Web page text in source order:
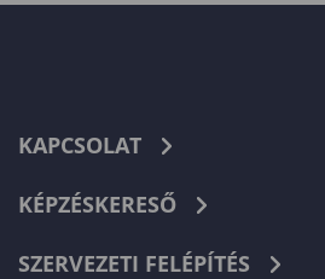
KAPCSOLAT
KÉPZÉSKERESŐ
SZERVEZETI FELÉPÍTÉS